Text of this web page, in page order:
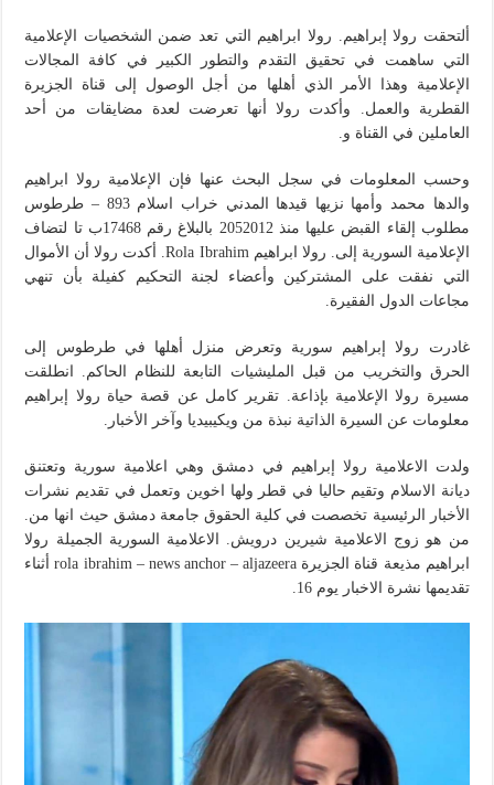
ألتحقت رولا إبراهيم. رولا ابراهيم التي تعد ضمن الشخصيات الإعلامية
التي ساهمت في تحقيق التقدم والتطور الكبير في كافة المجالات
الإعلامية وهذا الأمر الذي أهلها من أجل الوصول إلى قناة الجزيرة
القطرية والعمل. وأكدت رولا أنها تعرضت لعدة مضايقات من أحد
العاملين في القناة و.
وحسب المعلومات في سجل البحث عنها فإن الإعلامية رولا ابراهيم
والدها محمد وأمها نزيها قيدها المدني خراب اسلام 893 – طرطوس
مطلوب إلقاء القبض عليها منذ 2052012 بالبلاغ رقم 17468ب تا لتضاف
الإعلامية السورية إلى. رولا ابراهيم Rola Ibrahim. أكدت رولا أن الأموال
التي نفقت على المشتركين وأعضاء لجنة التحكيم كفيلة بأن تنهي
مجاعات الدول الفقيرة.
غادرت رولا إبراهيم سورية وتعرض منزل أهلها في طرطوس إلى
الحرق والتخريب من قبل المليشيات التابعة للنظام الحاكم. انطلقت
مسيرة رولا الإعلامية بإذاعة. تقرير كامل عن قصة حياة رولا إبراهيم
معلومات عن السيرة الذاتية نبذة من ويكيبيديا وآخر الأخبار.
ولدت الاعلامية رولا إبراهيم في دمشق وهي اعلامية سورية وتعتنق
ديانة الاسلام وتقيم حاليا في قطر ولها اخوين وتعمل في تقديم نشرات
الأخبار الرئيسية تخصصت في كلية الحقوق جامعة دمشق حيث انها من.
من هو زوج الاعلامية شيرين درويش. الاعلامية السورية الجميلة رولا
ابراهيم مذيعة قناة الجزيرة rola ibrahim – news anchor – aljazeera أثناء
تقديمها نشرة الاخبار يوم 16.